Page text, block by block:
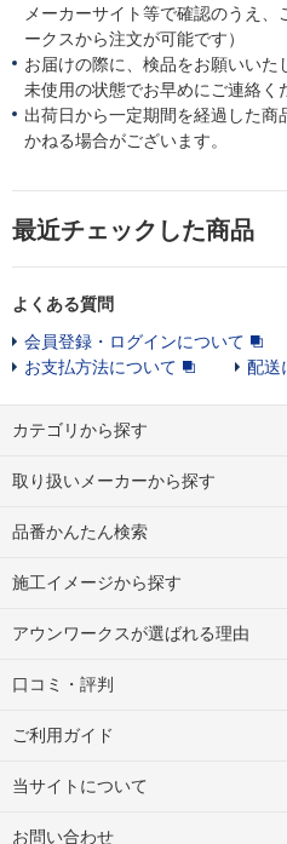
メーカーサイト等で確認のうえ
ークスから注文が可能です）
お届けの際に、検品をお願いい
未使用の状態でお早めにご連絡く
出荷日から一定期間を経過した
かねる場合がございます。
最近チェックした商品
よくある質問
会員登録・ログインについて
お支払方法について
配送
カテゴリから探す
取り扱いメーカーから探す
品番かんたん検索
施工イメージから探す
アウンワークスが選ばれる理由
口コミ・評判
ご利用ガイド
当サイトについて
お問い合わせ